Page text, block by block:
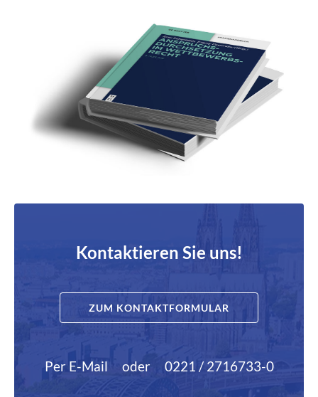
Kontaktieren Sie uns!
ZUM KONTAKTFORMULAR
Per E-Mail oder 0221 / 2716733-0